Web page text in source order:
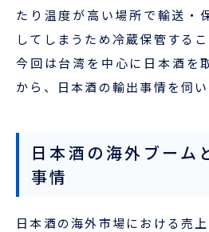
ENGLISH
たり温度が高い場所で輸送・
してしまうため冷蔵保管する
今回は台湾を中心に日本酒を
から、日本酒の輸出事情を伺い
日本酒の海外ブーム
事情
日本酒の海外市場における売